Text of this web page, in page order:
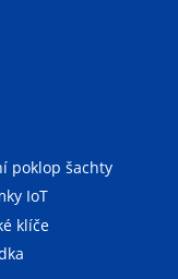
poklop šachty
IoT
klíče